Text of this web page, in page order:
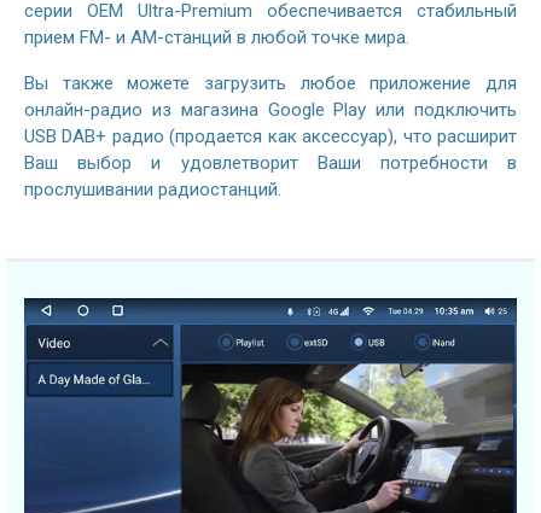
серии OEM Ultra-Premium обеспечивается стабильный
прием FM- и AM-станций в любой точке мира.
Вы также можете загрузить любое приложение для
онлайн-радио из магазина Google Play или подключить
USB DAB+ радио (продается как аксессуар), что расширит
Ваш выбор и удовлетворит Ваши потребности в
прослушивании радиостанций.